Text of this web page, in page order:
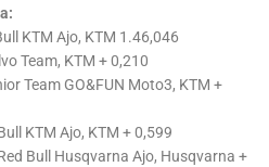
KTM Ajo, KTM 1.46,046
Team, KTM + 0,210
Team GO&FUN Moto3, KTM +
KTM Ajo, KTM + 0,599
Bull Husqvarna Ajo, Husqvarna +